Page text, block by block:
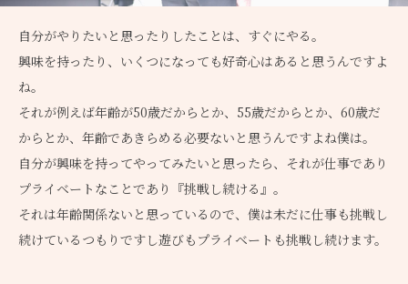
自分がやりたいと思ったりしたことは、すぐにやる。
興味を持ったり、いくつになっても好奇心はあると思うんですよ
ね。
それが例えば年齢が50歳だからとか、55歳だからとか、60歳だ
からとか、年齢であきらめる必要ないと思うんですよね僕は。
自分が興味を持ってやってみたいと思ったら、それが仕事であり
プライベートなことであり『挑戦し続ける』。
それは年齢関係ないと思っているので、僕は未だに仕事も挑戦し
続けているつもりですし遊びもプライベートも挑戦し続けます。